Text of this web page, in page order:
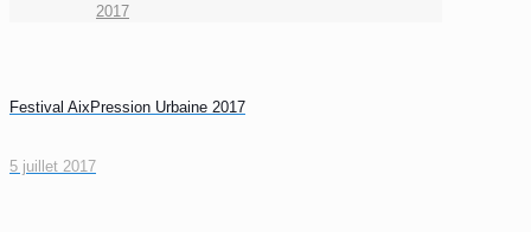
2017
Festival AixPression Urbaine 2017
5 juillet 2017